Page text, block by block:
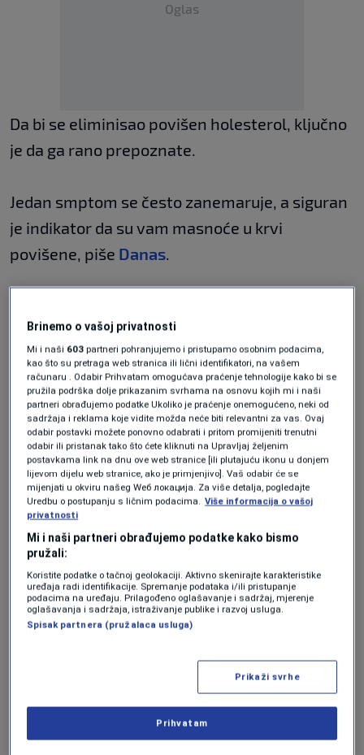
Oglas
Da bi se eliminisao povišen holesterol, ključno
je da ga rano prepoznate.
Jedan smptom se često zanemaruje, a siguran
je indikator da su vam masnoće u krvi
povišene, piše Danas
Izrasline na koži
Ako primjetite žućkasto-narandžaste izrasline
na koži, to može biti znak da je vaš holesterol
visok. Izgledaju kao male izbočine i mogu da se
pojave na raznim dijelovima tijela, na uglovima
očiju, dlanovima, stopalima.
Kako da potvrdite visok
holesterol?
Jednostavna analiza krvi odmah će pokazati da
Preporučene vrijednosti holesterola su:
Brinemo o vašoj privatnosti
Mi i naši 603 partneri pohranjujemo i pristupamo osobnim podacima,
kao što su pretraga web stranica ili lični identifikatori, na vašem
računaru . Odabir Prihvatam omogućava praćenje tehnologije kako bi se
pružila podrška dolje prikazanim svrhama na osnovu kojih mi i naši
partneri obrađujemo podatke Ukoliko je praćenje onemogućeno, neki od
sadržaja i reklama koje vidite možda neće biti relevantni za vas. Ovaj
odabir postavki možete ponovno odabrati i pritom promijeniti trenutni
odabir ili pristanak tako što ćete kliknuti na Upravljaj željenim
postavkama link na dnu ove web stranice [ili plutajuću ikonu u donjem
lijevom dijelu web stranice, ako je primjenjivo]. Vaš odabir će se
mijenjati u okviru našeg Wеб локација. Za više detalja, pogledajte
Uredbu o postupanju s ličnim podacima. Više informacija o vašoj
privatnosti
Mi i naši partneri obrađujemo podatke kako bismo
pružali:
Koristite podatke o tačnoj geolokaciji. Aktivno skenirajte karakteristike
uređaja radi identifikacije. Spremanje podataka i/ili pristupanje
podacima na uređaju. Prilagođeno oglašavanje i sadržaj, mjerenje
oglašavanja i sadržaja, istraživanje publike i razvoj usluga.
Spisak partnera (pružalaca usluga)
Prikaži svrhe
Prihvatam